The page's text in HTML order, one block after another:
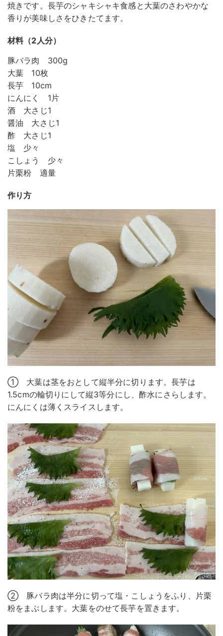
焼きです。長芋のシャキシャキ食感と大葉のさわやかな
香りが美味しさをひきたてます。
材料（2人分）
豚バラ肉 300g
大葉 10枚
長芋 10cm
にんにく 1片
酒 大さじ1
醤油 大さじ1
酢 大さじ1
塩 少々
こしょう 少々
片栗粉 適量
作り方
① 大葉は茎をおとして縦半分に切ります。長芋は
1.5cmの輪切りにして縦3等分にし、酢水にさらします。
にんにくは薄くスライスします。
② 豚バラ肉は半分に切って塩・こしょうをふり、片栗
粉をまぶします。大葉をのせて長芋を置きます。